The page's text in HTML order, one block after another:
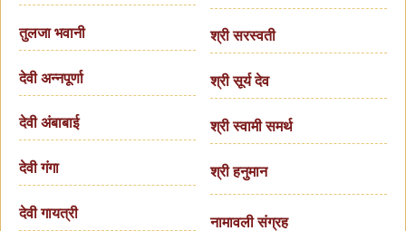
तुलजा भवानी
देवी अन्नपूर्णा
देवी अंबाबाई
देवी गंगा
देवी गायत्री
श्री सरस्वती
श्री सूर्य देव
श्री स्वामी समर्थ
श्री हनुमान
नामावली संग्रह